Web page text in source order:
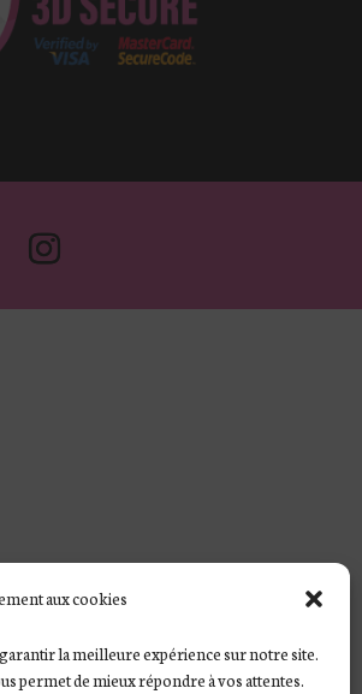
aux cookies
la meilleure expérience sur notre site.
permet de mieux répondre à vos attentes.